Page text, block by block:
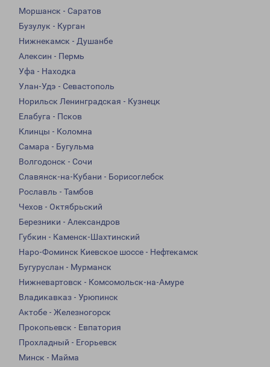
Моршанск - Саратов
Бузулук - Курган
Нижнекамск - Душанбе
Алексин - Пермь
Уфа - Находка
Улан-Удэ - Севастополь
Норильск Ленинградская - Кузнецк
Елабуга - Псков
Клинцы - Коломна
Самара - Бугульма
Волгодонск - Сочи
Славянск-на-Кубани - Борисоглебск
Рославль - Тамбов
Чехов - Октябрьский
Березники - Александров
Губкин - Каменск-Шахтинский
Наро-Фоминск Киевское шоссе - Нефтекамск
Бугуруслан - Мурманск
Нижневартовск - Комсомольск-на-Амуре
Владикавказ - Урюпинск
Актобе - Железногорск
Прокопьевск - Евпатория
Прохладный - Егорьевск
Минск - Майма